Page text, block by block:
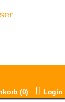
(0) Login